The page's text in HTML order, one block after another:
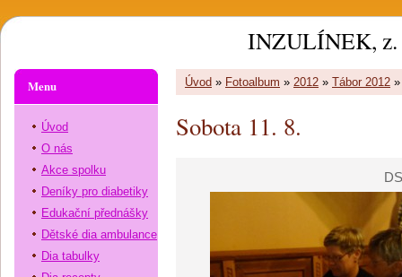
INZULÍNEK, z.
Úvod » Fotoalbum » 2012 » Tábor 2012
Sobota 11. 8.
Menu
Úvod
O nás
Akce spolku
Deníky pro diabetiky
Edukační přednášky
Dětské dia ambulance
Dia tabulky